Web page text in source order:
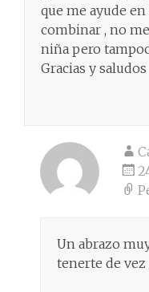
que me ayude
combinar , no
niña pero
Gracias y saludos
Un abrazo
tenerte de vez